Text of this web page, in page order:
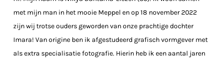
met mijn man in het mooie Meppel en op 18 november 2022
zijn wij trotse ouders geworden van onze prachtige dochter
Imara! Van origine ben ik afgestudeerd grafisch vormgever met
als extra specialisatie fotografie. Hierin heb ik een aantal jaren